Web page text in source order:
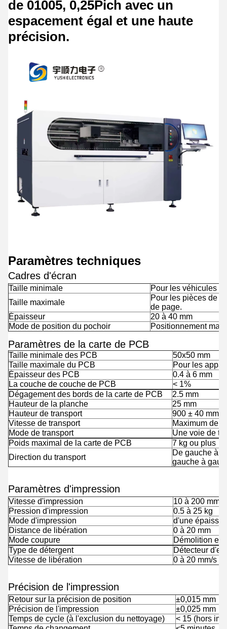
de 01005, 0,25Pich avec un
espacement égal et une haute
précision.
Paramètres techniques
Cadres d'écran
Taille minimale
Pour les véhicules à
Taille maximale
Pour les pièces de
de page.
Épaisseur
20 à 40 mm
Mode de position du pochoir
Positionnement
Paramètres de la carte de PCB
Taille minimale des PCB
50x50 mm
Taille maximale du PCB
Pour les
Épaisseur des PCB
0.4 à 6 mm
La couche de couche de PCB
< 1%
Dégagement des bords de la carte de PCB
2.5 mm
Hauteur de la planche
25 mm
Hauteur de transport
900 ± 40 mm
Vitesse de transport
Maximum de
Mode de transport
Une voie de
Poids maximal de la carte de PCB
7 kg ou plus
Direction du transport
De gauche à
gauche à
Paramètres d'impression
Vitesse d'impression
10 à 200 mm/s
Pression d'impression
0.5 à 25 kg
Mode d'impression
d'une
Distance de libération
0 à 20 mm
Mode coupure
Démolition en
Type de détergent
Détecteur
Vitesse de libération
0 à 20 mm/s
Précision de l'impression
Retour sur la précision de position
±0,015 mm
Précision de l'impression
±0,025 mm
Temps de cycle (à l'exclusion du nettoyage)
< 15 (hors